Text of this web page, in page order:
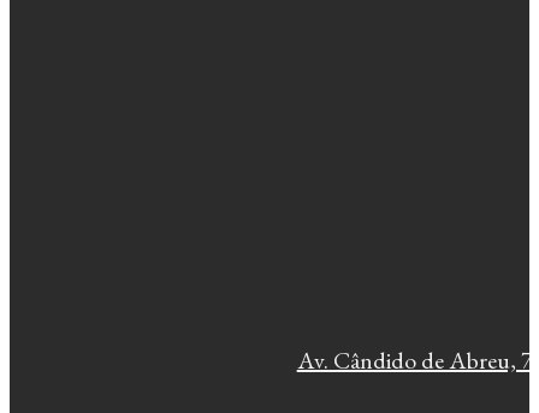
Av. Cândido de Abreu,